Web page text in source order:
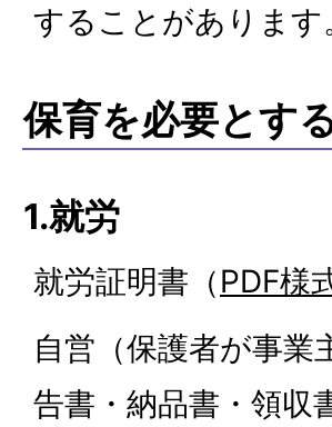
することがあります
保育を必要とす
1.就労
就労証明書（PDF様
自営（保護者が事業
告書・納品書・領収